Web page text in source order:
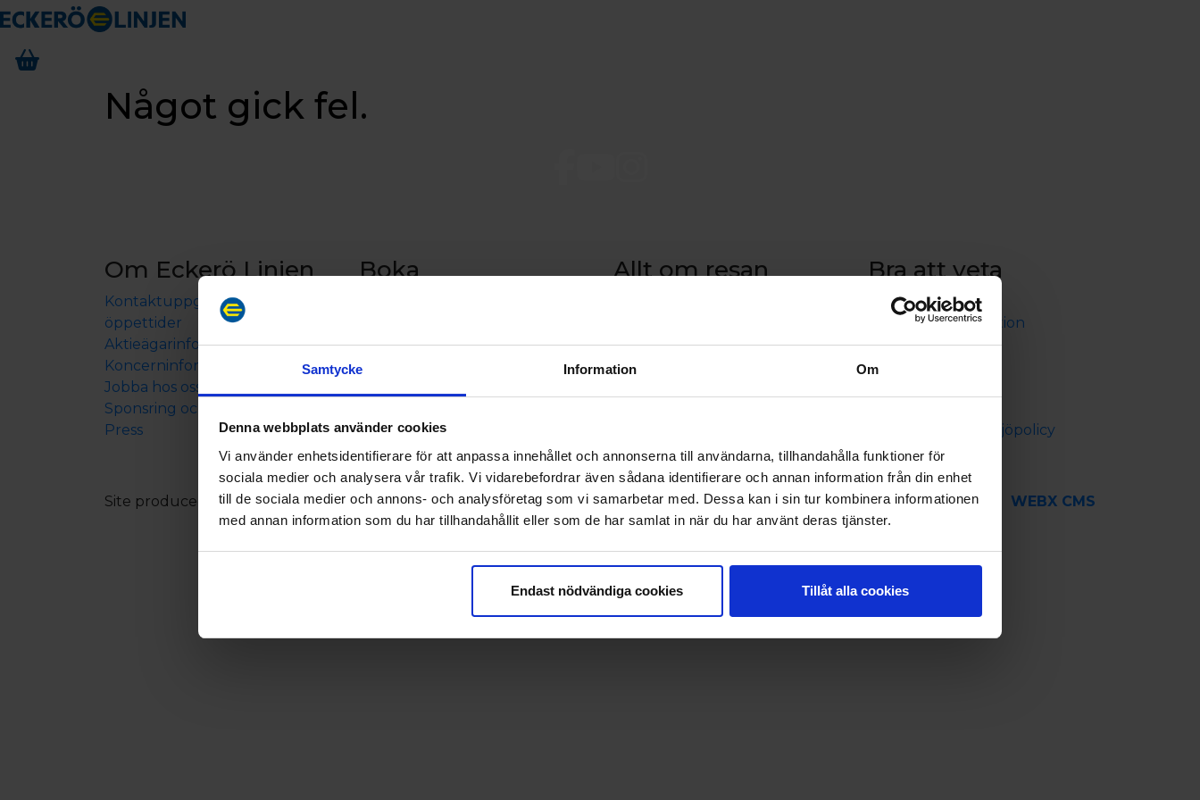
Samtycke Information Om
Denna webbplats använder cookies
Vi använder enhetsidentifierare för att anpassa innehållet och annonserna till användarna, tillhandahålla funktioner för
sociala medier och analysera vår trafik. Vi vidarebefordrar även sådana identifierare och annan information från din enhet
till de sociala medier och annons- och analysföretag som vi samarbetar med. Dessa kan i sin tur kombinera informationen
med annan information som du har tillhandahållit eller som de har samlat in när du har använt deras tjänster.
Endast nödvändiga cookies Tillåt alla cookies
Något gick fel.
Om Eckerö Linjen
Kontaktuppgifter och
öppettider
Aktieägarinformation
Koncerninformation
Jobba hos oss
Sponsring och samarbeten
Press
Boka
Resepaket till Åland
Allt om resan
Ombord
Resebroschyr
Bra att veta
Trafikinformation
Viktig reseinformation
Bokningsvillkor
Cargo
Säkerhets- och miljöpolicy
Site produced by Visit Groupwith Citybreak™ Information & Reservation System. WEBX CMS